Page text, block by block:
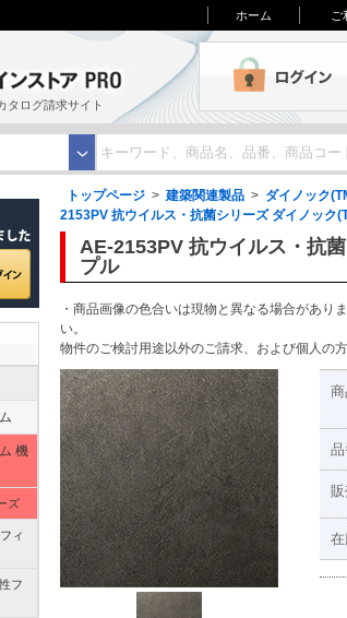
ホーム ご
タログ請求サイト
トップページ > 建築関連製品 > ダイノック
2153PV 抗ウイルス・抗菌シリーズ ダイノック
AE-2153PV 抗ウイルス・抗
プル
・商品画像の色合いは現物と異なる場合があり
い。
物件のご検討用途以外のご請求、および個人の
商
品
機
ズ
ィ
フ